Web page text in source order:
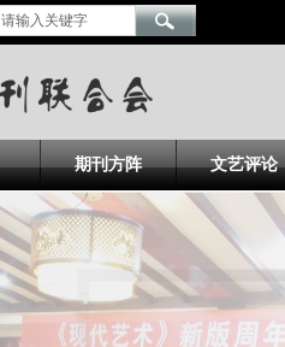
期刊方阵 文艺评论